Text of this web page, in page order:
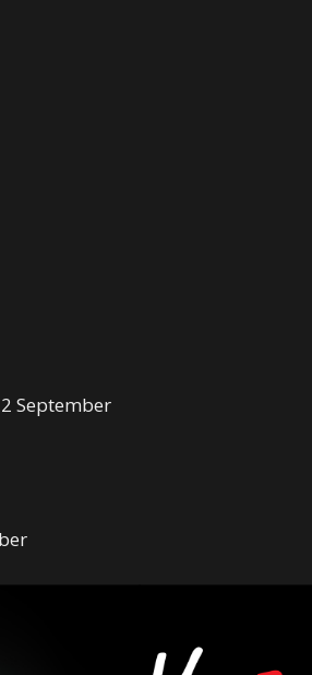
September